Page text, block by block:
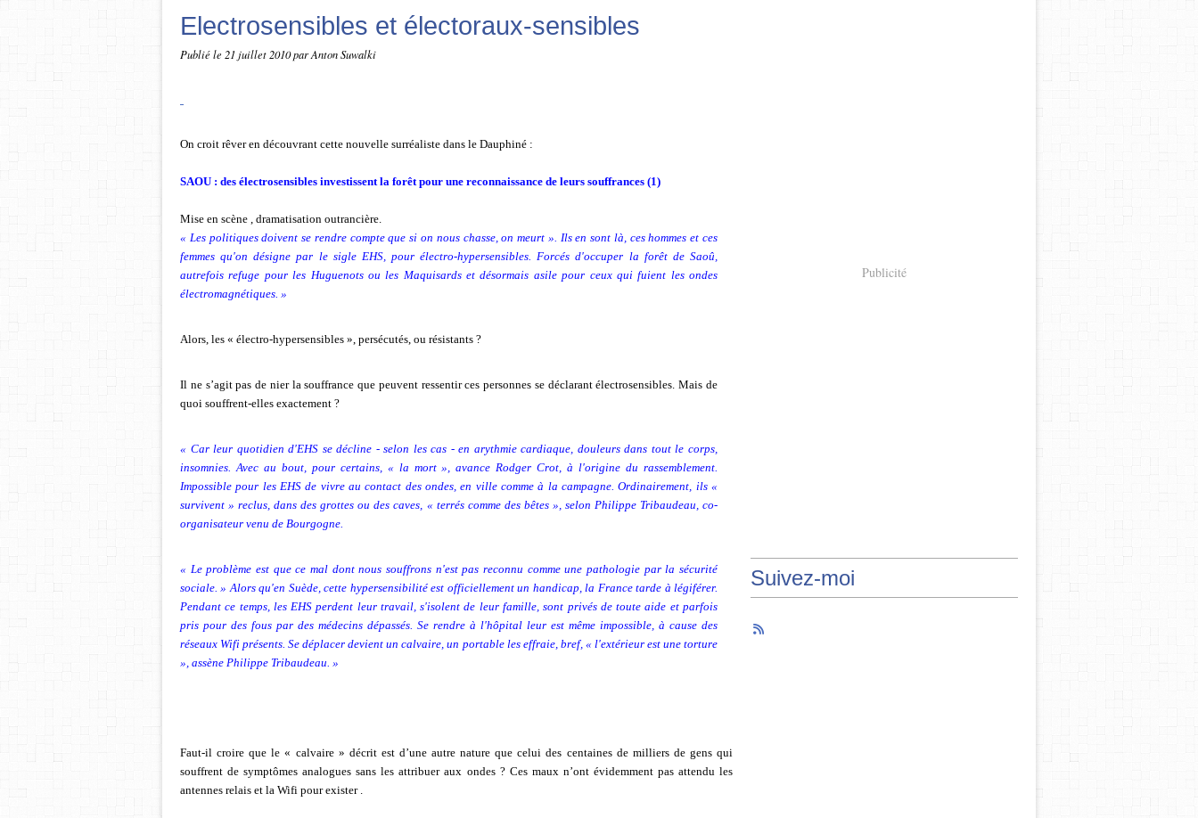
Electrosensibles et électoraux-sensibles
Publié le 21 juillet 2010par Anton Suwalki
On croit rêver en découvrant cette nouvelle surréaliste dans le Dauphiné :
SAOU : des électrosensibles investissent la forêt pour une reconnaissance de leurs souffrances (1)
Mise en scène , dramatisation outrancière.
« Les politiques doivent se rendre compte que si on nous chasse, on meurt ». Ils en sont là, ces hommes et ces
femmes qu'on désigne par le sigle EHS, pour électro-hypersensibles. Forcés d'occuper la forêt de Saoû,
autrefois refuge pour les Huguenots ou les Maquisards et désormais asile pour ceux qui fuient les ondes
électromagnétiques. »
Alors, les « électro-hypersensibles », persécutés, ou résistants ?
Il ne s’agit pas de nier la souffrance que peuvent ressentir ces personnes se déclarant électrosensibles. Mais de
quoi souffrent-elles exactement ?
« Car leur quotidien d'EHS se décline - selon les cas - en arythmie cardiaque, douleurs dans tout le corps,
insomnies. Avec au bout, pour certains, « la mort », avance Rodger Crot, à l'origine du rassemblement.
Impossible pour les EHS de vivre au contact des ondes, en ville comme à la campagne. Ordinairement, ils «
survivent » reclus, dans des grottes ou des caves, « terrés comme des bêtes », selon Philippe Tribaudeau, co-
organisateur venu de Bourgogne.
« Le problème est que ce mal dont nous souffrons n'est pas reconnu comme une pathologie par la sécurité
sociale. » Alors qu'en Suède, cette hypersensibilité est officiellement un handicap, la France tarde à légiférer.
Pendant ce temps, les EHS perdent leur travail, s'isolent de leur famille, sont privés de toute aide et parfois
pris pour des fous par des médecins dépassés. Se rendre à l'hôpital leur est même impossible, à cause des
réseaux Wifi présents. Se déplacer devient un calvaire, un portable les effraie, bref, « l'extérieur est une torture
», assène Philippe Tribaudeau. »
Faut-il croire que le « calvaire » décrit est d’une autre nature que celui des centaines de milliers de gens qui
souffrent de symptômes analogues sans les attribuer aux ondes ? Ces maux n’ont évidemment pas attendu les
antennes relais et la Wifi pour exister .
Publicité
Suivez-moi